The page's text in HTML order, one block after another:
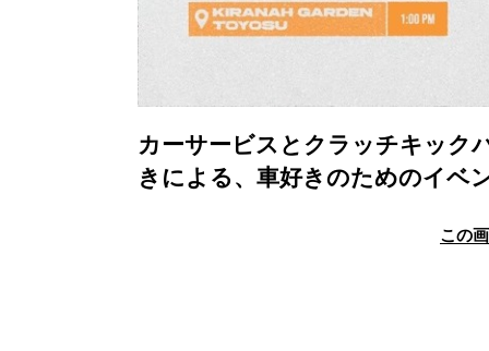
カーサービスとクラッチキック
きによる、車好きのためのイベ
この